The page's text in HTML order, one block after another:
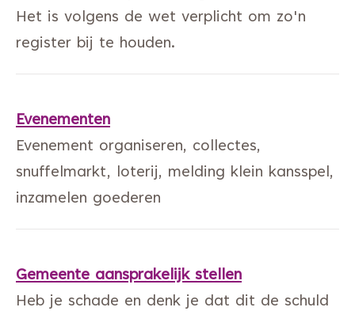
Het is volgens de wet verplicht om zo'n
register bij te houden.
Evenementen
Evenement organiseren, collectes,
snuffelmarkt, loterij, melding klein kansspel,
inzamelen goederen
Gemeente aansprakelijk stellen
Heb je schade en denk je dat dit de schuld